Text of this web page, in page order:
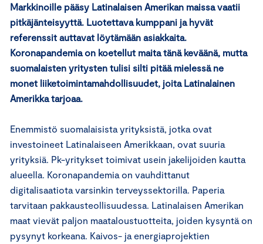
Markkinoille pääsy Latinalaisen Amerikan maissa vaatii
pitkäjänteisyyttä. Luotettava kumppani ja hyvät
referenssit auttavat löytämään asiakkaita.
Koronapandemia on koetellut maita tänä keväänä, mutta
suomalaisten yritysten tulisi silti pitää mielessä ne
monet liiketoimintamahdollisuudet, joita Latinalainen
Amerikka tarjoaa.
Enemmistö suomalaisista yrityksistä, jotka ovat
investoineet Latinalaiseen Amerikkaan, ovat suuria
yrityksiä. Pk-yritykset toimivat usein jakelijoiden kautta
alueella. Koronapandemia on vauhdittanut
digitalisaatiota varsinkin terveyssektorilla. Paperia
tarvitaan pakkausteollisuudessa. Latinalaisen Amerikan
maat vievät paljon maataloustuotteita, joiden kysyntä on
pysynyt korkeana. Kaivos- ja energiaprojektien